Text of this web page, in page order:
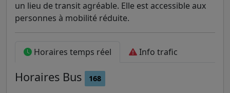
un lieu de transit agréable. Elle est accessible aux
personnes à mobilité réduite.
Horaires temps réel Info trafic
Horaires Bus 168